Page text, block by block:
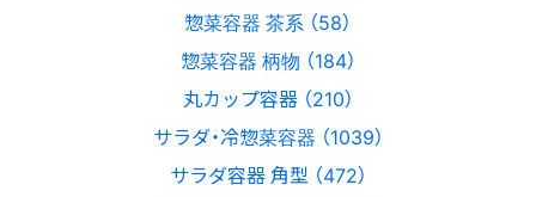
惣菜容器 茶系 （58）
惣菜容器 柄物 （184）
丸カップ容器 （210）
サラダ・冷惣菜容器 （1039）
サラダ容器 角型 （472）